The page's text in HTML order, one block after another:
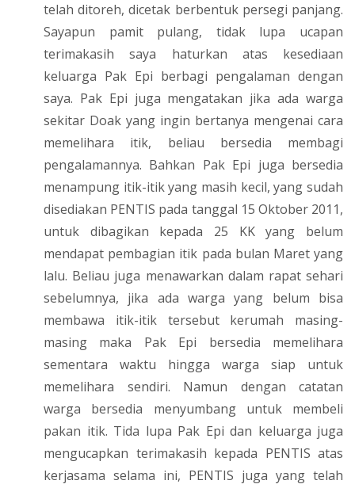
telah ditoreh, dicetak berbentuk persegi panjang.
Sayapun pamit pulang, tidak lupa ucapan
terimakasih saya haturkan atas kesediaan
keluarga Pak Epi berbagi pengalaman dengan
saya. Pak Epi juga mengatakan jika ada warga
sekitar Doak yang ingin bertanya mengenai cara
memelihara itik, beliau bersedia membagi
pengalamannya. Bahkan Pak Epi juga bersedia
menampung itik-itik yang masih kecil, yang sudah
disediakan PENTIS pada tanggal 15 Oktober 2011,
untuk dibagikan kepada 25 KK yang belum
mendapat pembagian itik pada bulan Maret yang
lalu. Beliau juga menawarkan dalam rapat sehari
sebelumnya, jika ada warga yang belum bisa
membawa itik-itik tersebut kerumah masing-
masing maka Pak Epi bersedia memelihara
sementara waktu hingga warga siap untuk
memelihara sendiri. Namun dengan catatan
warga bersedia menyumbang untuk membeli
pakan itik. Tida lupa Pak Epi dan keluarga juga
mengucapkan terimakasih kepada PENTIS atas
kerjasama selama ini, PENTIS juga yang telah